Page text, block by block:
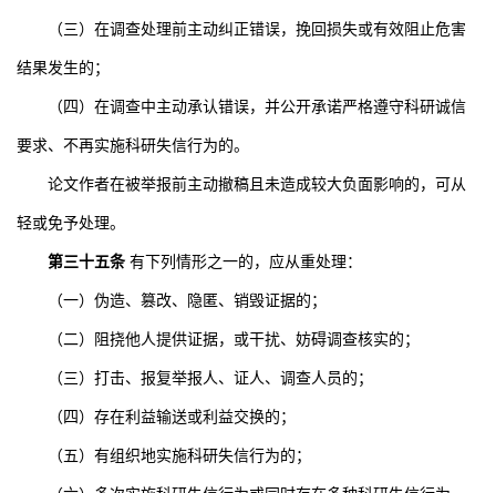
（三）在调查处理前主动纠正错误，挽回损失或有效阻止危害
结果发生的；
（四）在调查中主动承认错误，并公开承诺严格遵守科研诚信
要求、不再实施科研失信行为的。
论文作者在被举报前主动撤稿且未造成较大负面影响的，可从
轻或免予处理。
第三十五条 有下列情形之一的，应从重处理：
（一）伪造、篡改、隐匿、销毁证据的；
（二）阻挠他人提供证据，或干扰、妨碍调查核实的；
（三）打击、报复举报人、证人、调查人员的；
（四）存在利益输送或利益交换的；
（五）有组织地实施科研失信行为的；